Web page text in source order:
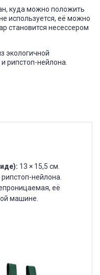
куда можно положить
используется, её можно
становится несессером
экологичной
рипстоп-нейлона.
13 × 15,5 см.
нейлона.
её
машине.